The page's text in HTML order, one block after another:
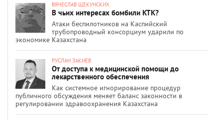
ВЯЧЕСЛАВ ЩЕКУНСКИХ
В чьих интересах бомбили КТК?
Атаки беспилотников на Каспийский
трубопроводный консорциум ударили по
экономике Казахстана
РУСЛАН ЗАКИЕВ
От доступа к медицинской помощи до
лекарственного обеспечения
Как системное игнорирование процедур
публичного обсуждения меняет баланс законности в
регулировании здравоохранения Казахстана